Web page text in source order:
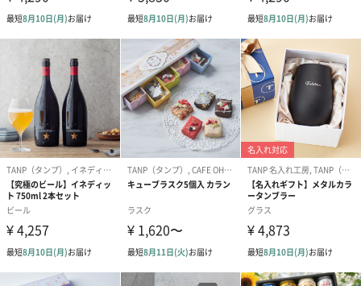
開業いたしました。その後、外国人のお客様を中心にテーブルク
飾として刺繍やレースを付けたことが大変好評になり、今日まで
レース製品と共にいくつもの時代を超えてお客さまに愛され、育
てていただきました。
現在では、世界各国のレースや刺繍を使ったオリジナルアイテム
を販売しております。
プチギフトにもおすすめ
お友達へのギフトやご家族でお揃いに。会話が弾む1枚です。